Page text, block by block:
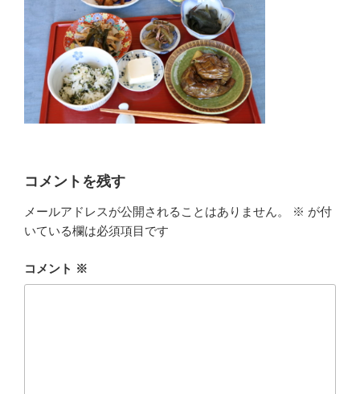
コメントを残す
メールアドレスが公開されることはありません。 ※ が付
いている欄は必須項目です
コメント ※